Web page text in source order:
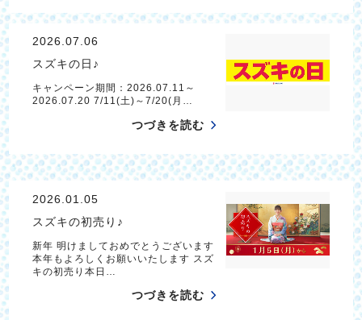
2026.07.06
スズキの日♪
キャンペーン期間：2026.07.11～
2026.07.20 7/11(土)～7/20(月…
つづきを読む
2026.01.05
スズキの初売り♪
新年 明けましておめでとうございます
本年もよろしくお願いいたします スズ
キの初売り本日…
つづきを読む